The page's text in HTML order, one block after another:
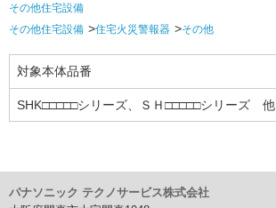
その他住宅設備
その他住宅設備
住宅火災警報器 その他
対象本体品番
SHK□□□□□シリーズ、ＳＨ□□□□□シリーズ 他
パナソニック テクノサービス株式会社